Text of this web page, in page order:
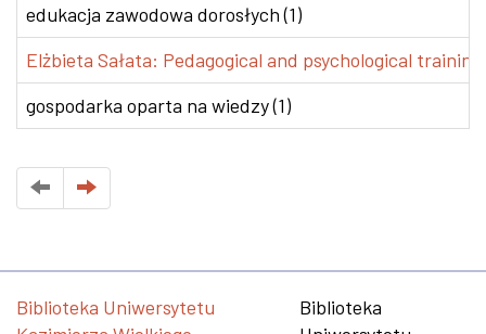
edukacja zawodowa dorosłych (1)
Elżbieta Sałata: Pedagogical and psychological
gospodarka oparta na wiedzy (1)
Biblioteka Uniwersytetu
Biblioteka